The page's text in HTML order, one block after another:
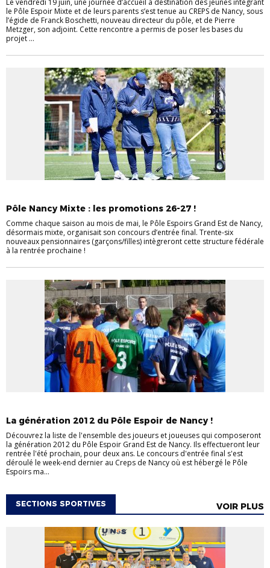
Le vendredi 19 juin, une journée d’accueil à destination des jeunes intégrant
le Pôle Espoir Mixte et de leurs parents s’est tenue au CREPS de Nancy, sous
l’égide de Franck Boschetti, nouveau directeur du pôle, et de Pierre
Metzger, son adjoint. Cette rencontre a permis de poser les bases du
projet ...
Pôle Nancy Mixte : les promotions 26-27 !
Comme chaque saison au mois de mai, le Pôle Espoirs Grand Est de Nancy,
désormais mixte, organisait son concours d’entrée final. Trente-six
nouveaux pensionnaires (garçons/filles) intègreront cette structure fédérale
à la rentrée prochaine !
La génération 2012 du Pôle Espoir de Nancy !
Découvrez la liste de l'ensemble des joueurs et joueuses qui composeront
la génération 2012 du Pôle Espoir Grand Est de Nancy. Ils effectueront leur
rentrée l'été prochain, pour deux ans. Le concours d'entrée final s'est
déroulé le week-end dernier au Creps de Nancy où est hébergé le Pôle
Espoirs ma...
SECTIONS SPORTIVES VOIR PLUS